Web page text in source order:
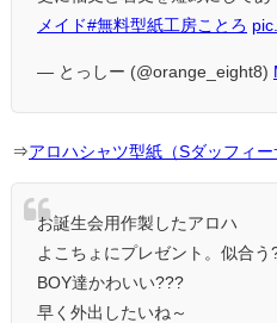
メイド#無料型紙工房ことろ
— とっしー (@orange_eight8)
⇒アロハシャツ型紙（Sダッフィー
お誕生会用作製したアロハ
よこちょにプレゼント。似合う
BOY達かわいい???
早く外出したいね～